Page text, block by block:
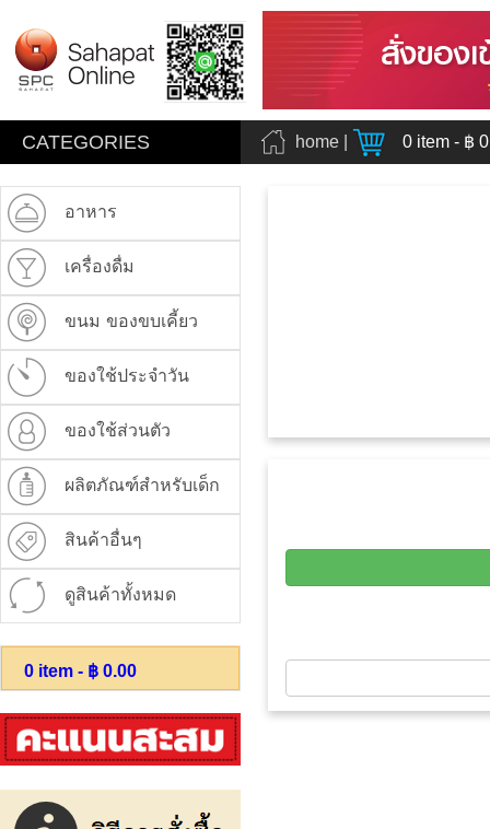
CATEGORIES home 0 item - ฿
อาหาร
เครื่องดื่ม
ขนม ของขบเคี้ยว
ของใช้ประจำวัน
ของใช้ส่วนตัว
ผลิตภัณฑ์สำหรับเด็ก
สินค้าอื่นๆ
ดูสินค้าทั้งหมด
0 item - ฿ 0.00